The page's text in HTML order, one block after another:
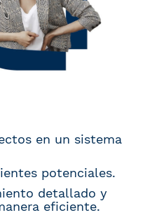
en un sistema
potenciales.
detallado y
eficiente.